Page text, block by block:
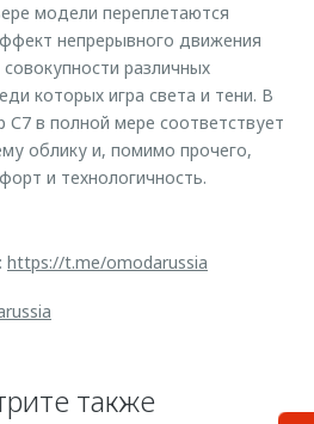
модели переплетаются
непрерывного движения
различных
которых игра света и тени. В
С7 в полной мере соответствует
облику и, помимо прочего,
и технологичность.
https://t.me/omodarussia
также